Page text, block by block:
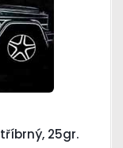
25gr.